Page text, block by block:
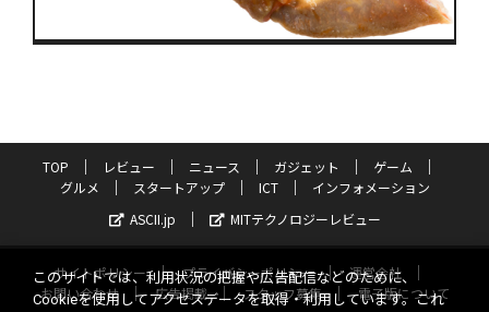
TOP レビュー ニュース ガジェット
ゲーム
グルメ
スタートアップ ICT
インフォメーション
ASCII.jp
MITテクノロジーレビュー
サイトポリシー プライバシーポリシー
運営会社
お問い合わせ
広告掲載 スタッフ募集
電子版について
このサイトでは、利用状況の把握や広告配信などのために、
Cookieを使用してアクセスデータを取得・利用しています。これ